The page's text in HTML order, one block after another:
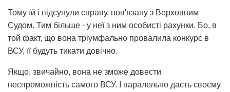
Тому їй і підсунули справу, пов'язану з Верховним
Судом. Тим більше - у неї з ним особисті рахунки. Бо, в
той факт, що вона тріумфально провалила конкурс в
ВСУ, її будуть тикати довічно.
Якщо, звичайно, вона не зможе довести
неспроможність самого ВСУ. І паралельно дасть своєму